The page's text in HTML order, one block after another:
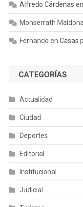
Alfredo Cárdenas en
Monserrath
Fernando en Casas
CATEGORÍAS
Actualidad
Ciudad
Deportes
Editorial
Institucional
Judicial